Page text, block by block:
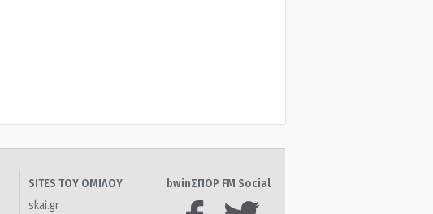
SITES ΤΟΥ ΟΜΙΛΟΥ
skai.gr
bwinΣΠΟΡ FM Social